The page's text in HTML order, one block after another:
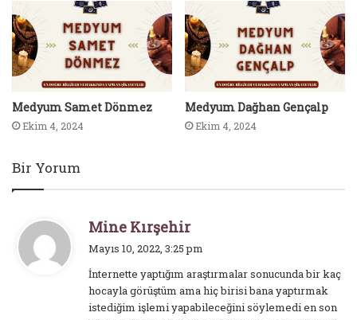
Medyum Samet Dönmez
Ekim 4, 2024
Medyum Dağhan Gençalp
Ekim 4, 2024
Bir Yorum
Mine Kırşehird
i
k
i
Mayıs 10, 2022, 3:25 pm
İnternette yaptığım araştırmalar sonucunda bir kaç
hocayla görüştüm ama hiç birisi bana yaptırmak
istediğim işlemi yapabileceğini söylemedi en son